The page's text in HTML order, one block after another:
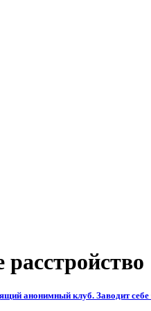
анонимный клуб. Заводит